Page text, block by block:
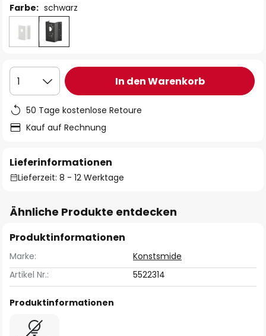
Farbe: schwarz
1 In den Warenkorb
50 Tage kostenlose Retoure
Kauf auf Rechnung
Lieferinformationen
Lieferzeit: 8 - 12 Werktage
Ähnliche Produkte entdecken
Produktinformationen
Marke:
Konstsmide
Artikel Nr.:
5522314
Produktinformationen